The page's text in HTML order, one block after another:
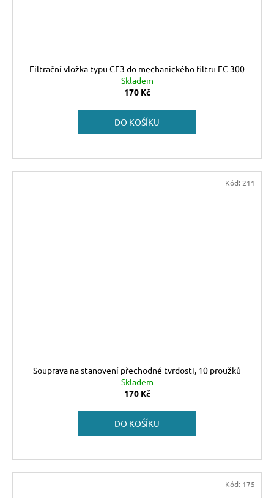
Filtrační vložka typu CF3 do mechanického filtru FC 300
Skladem
170 Kč
DO KOŠÍKU
Souprava na stanovení přechodné tvrdosti, 10 proužků
Skladem
170 Kč
DO KOŠÍKU
Kód: 211
Kód: 175